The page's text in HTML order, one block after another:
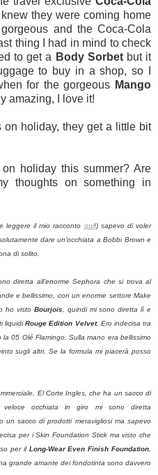
they were coming home
and the Coca-Cola
thing I had in mind to check
to get a Body Sorbetbut it
to buy in a shop, so I
for the gorgeous Mango
amazing, I love it!
on holiday, they get a little bit
holiday this summer? Are
thoughts on something in
leggere il mio racconto qui!) sapevo di voler
dare un’occhiata a Bobbi Brown e
di solito.
diretta all’enorme Sephora che si trova al
e bellissimo, con un enorme settore Make
ho visto Bourjois , quindi mi sono diretta lì e
liquidiRouge Edition Velvet. Ero indecisa tra
05 Olé Flamingo. Sulla mano era bellissimo
sugli altri. Se la formula mi piacerà posso
El Corte Ingles, che ha un sacco di
occhiata in giro mi sono diretta
un sacco di prodotti meravigliosi ma sapevo
per i Skin Foundation Stick ma visto che
per il Long-Wear Even Finish Foundation
grande amante dei fondotinta sono davvero